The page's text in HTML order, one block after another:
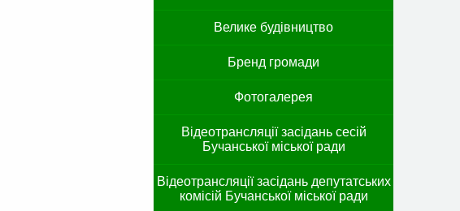
Велике будівництво
Бренд громади
Фотогалерея
Відеотрансляції засідань сесій
Бучанської міської ради
Відеотрансляції засідань депутатських
комісій Бучанської міської ради